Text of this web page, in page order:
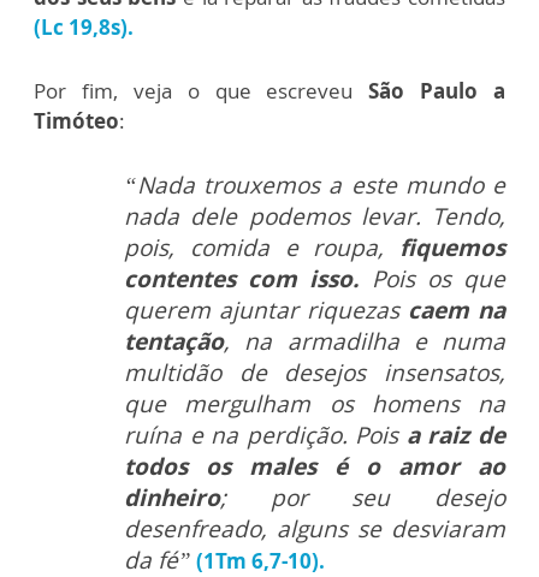
(Lc 19,8s).
Por fim, veja o que escreveuSão Paulo a
Timóteo:
“Nada trouxemos a este mundo e
nada dele podemos levar. Tendo,
pois, comida e roupa, fiquemos
contentes com isso. Pois os que
querem ajuntar riquezas caem na
tentação, na armadilha e numa
multidão de desejos insensatos,
que mergulham os homens na
ruína e na perdição. Pois a raiz de
todos os males é o amor ao
dinheiro; por seu desejo
desenfreado, alguns se desviaram
da fé” (1Tm 6,7-10).